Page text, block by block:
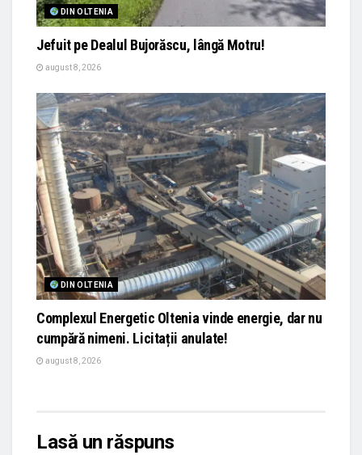
DIN OLTENIA
Jefuit pe Dealul Bujorăscu, lângă Motru!
august 8, 2026
DIN OLTENIA
Complexul Energetic Oltenia vinde energie, dar nu
cumpără nimeni. Licitații anulate!
august 8, 2026
Lasă un răspuns